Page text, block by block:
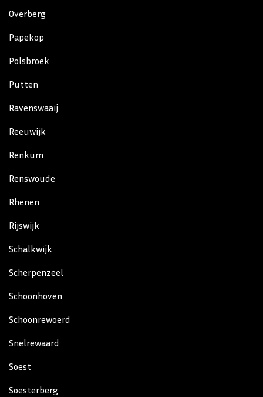
Overberg
Papekop
Polsbroek
Putten
Ravenswaaij
Reeuwijk
Renkum
Renswoude
Rhenen
Rijswijk
Schalkwijk
Scherpenzeel
Schoonhoven
Schoonrewoerd
Snelrewaard
Soest
Soesterberg